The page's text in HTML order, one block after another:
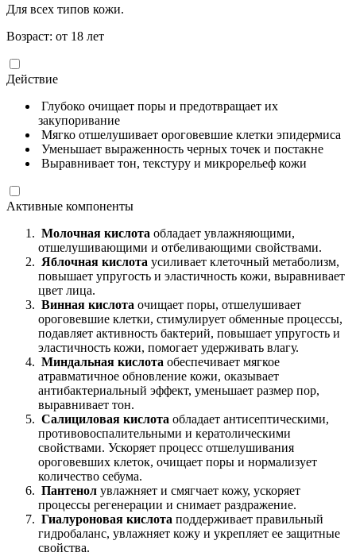
Для всех типов кожи.
Возраст: от 18 лет
Действие
Глубоко очищает поры и предотвращает их
закупоривание
Мягко отшелушивает ороговевшие клетки эпидермиса
Уменьшает выраженность черных точек и постакне
Выравнивает тон, текстуру и микрорельеф кожи
Активные компоненты
Молочная кислота обладает увлажняющими,
отшелушивающими и отбеливающими свойствами.
Яблочная кислота усиливает клеточный метаболизм,
повышает упругость и эластичность кожи, выравнивает
цвет лица.
Винная кислота очищает поры, отшелушивает
ороговевшие клетки, стимулирует обменные процессы,
подавляет активность бактерий, повышает упругость и
эластичность кожи, помогает удерживать влагу.
Миндальная кислота обеспечивает мягкое
атравматичное обновление кожи, оказывает
антибактериальный эффект, уменьшает размер пор,
выравнивает тон.
Салициловая кислота обладает антисептическими,
противовоспалительными и кератолическими
свойствами. Ускоряет процесс отшелушивания
ороговевших клеток, очищает поры и нормализует
количество себума.
Пантенол увлажняет и смягчает кожу, ускоряет
процессы регенерации и снимает раздражение.
Гиалуроновая кислота поддерживает правильный
гидробаланс, увлажняет кожу и укрепляет ее защитные
свойства.